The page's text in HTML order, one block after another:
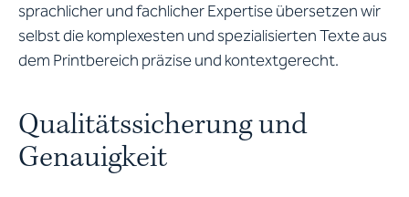
sprachlicher und fachlicher Expertise übersetzen wir
selbst die komplexesten und spezialisierten Texte aus
dem Printbereich präzise und kontextgerecht.
Qualitätssicherung und
Genauigkeit